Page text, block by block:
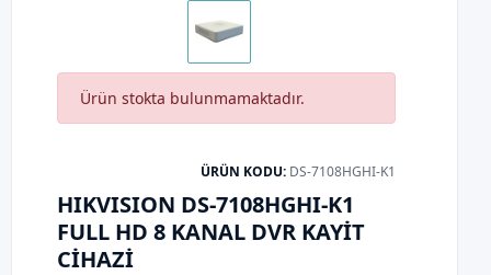
ÜRÜN KODU: DS-7108HGHI-K1
HIKVISION DS-7108HGHI-K1
FULL HD 8 KANAL DVR KAYIT
CIHAZI
Ürün stokta bulunmamaktadır.